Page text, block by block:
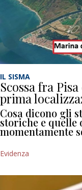
IL SISMA
Scossa fra
prima
Cosa dicono gli
storiche e quelle
momentamente
Evidenza